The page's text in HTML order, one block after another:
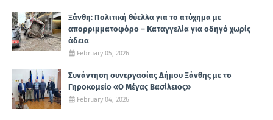
Ξάνθη: Πολιτική θύελλα για το ατύχημα με
απορριμματοφόρο – Καταγγελία για οδηγό χωρίς
άδεια
February 05, 2026
Συνάντηση συνεργασίας Δήμου Ξάνθης με το
Γηροκομείο «Ο Μέγας Βασίλειος»
February 04, 2026